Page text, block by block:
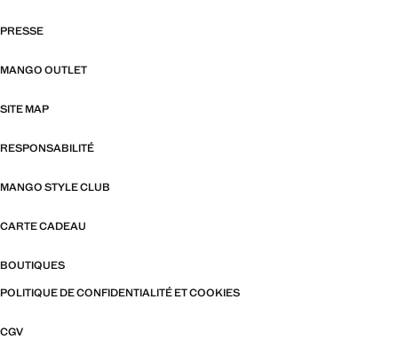
PRESSE
MANGO OUTLET
SITE MAP
RESPONSABILITÉ
MANGO STYLE CLUB
CARTE CADEAU
BOUTIQUES
POLITIQUE DE CONFIDENTIALITÉ ET COOKIES
CGV